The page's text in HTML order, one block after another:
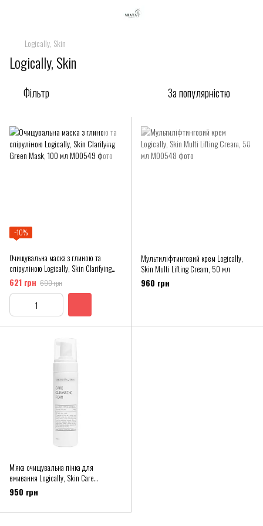
Logically, Skin
Logically, Skin
Фільтр За популярністю
−10%
Очищувальна маска з глиною та
спіруліною Logically, Skin Clarifying
Green Mask, 100 мл
621 грн 690 грн
Мультиліфтинговий крем Logically,
Skin Multi Lifting Cream, 50 мл
960 грн
М’яка очищувальна пінка для
вмивання Logically, Skin Care
Cleansing Foam
950 грн